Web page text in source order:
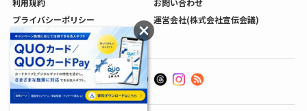
プライバシーポリシー
運営会社(株式会社宣伝会議)
利用者情報の外部送信について